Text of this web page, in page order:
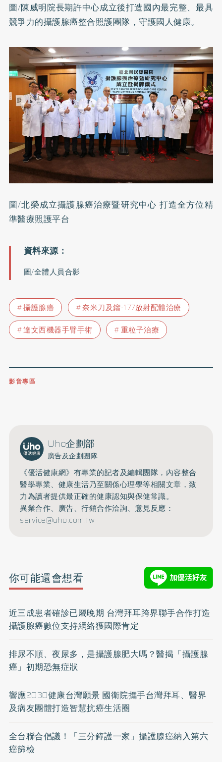
圖/陳威明院長期許中心成立後打造國內最完整、最具
競爭力的攝護腺癌整合照護團隊，守護國人健康。
圖/北榮成立攝護腺癌治療暨研究中心 打造全方位精
準醫療照護平台
圖/全體人員合影
攝護腺癌
奈米刀及鎦-177放射配體治療
達文西機器手臂手術
重粒子治療
影音專區
Uho企劃部
廣告及企劃團隊
《優活健康網》有專業的記者及編輯團隊，內容整合
醫學專業、健康生活乃至關係心理學等相關文章，致
力為讀者提供最正確的健康認知與保健常識。
異業合作、廣告、行銷合作洽詢、意見反應：
service@uho.com.tw
你可能還會想看
近三成患者確診已屬晚期 台灣拜耳跨界聯手合作打造
攝護腺癌數位支持網絡獲國際肯定
排尿不順、夜尿多，是攝護腺肥大嗎？醫揭「攝護腺
癌」初期恐無症狀
響應2030健康台灣願景 國衛院攜手台灣拜耳、醫界
及病友團體打造智慧抗癌生活圈
全台聯合倡議！「三分鐘護一家」攝護腺癌納入第六
癌篩檢